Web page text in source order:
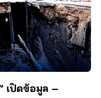
เปิดข้อมูล –